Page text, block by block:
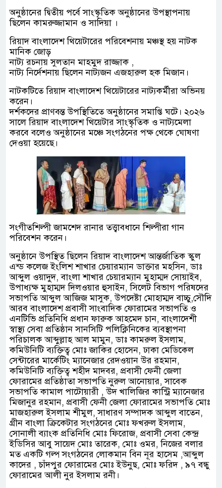
অনুষ্ঠানের দ্বিতীয় পর্বে সাংস্কৃতিক অনুষ্ঠানের উপস্থাপনায়
ছিলেন কামরুজ্জামান ও সাদিয়া ।
রিয়াদ বাংলাদেশ থিয়েটারের পরিবেশনায় মঞ্চস্থ হয় নাটক
মানিক জোড়
নাট্য রচনায় সুলতান মাহমুদ রাজ্জাক ,
নাট্য নির্দেশনায় ছিলেন নাট্যজন এজহারুল হক মিজান।
নাটকটিতে রিয়াদ বাংলাদেশ থিয়েটারের নাট্যকর্মীরা অভিনয়
করেন।
দর্শকদের প্রাণবন্ত উপস্থিতিতে অনুষ্ঠানের সমাপ্তি ঘটে। ২০২৬
সালে রিয়াদ বাংলাদেশ থিয়েটার সাংস্কৃতিক ও নাট্যমেলা
করবে বলেও অনুষ্ঠানের মঞ্চে সংগঠনের পক্ষ থেকে ঘোষণা
দেওয়া হয়েছে।
সংগীতশিল্পী জামশেদ রানার তত্ত্বাবধানে শিল্পীরা গান
পরিবেশন করেন।
অনুষ্ঠানে উপস্থিত ছিলেন রিয়াদ বাংলাদেশ আন্তর্জাতিক স্কুল
এন্ড কলেজ ইংলিশ শাখার চেয়ারম্যান ডাক্তার মহসিন, ডাঃ
আব্দুল ওয়াদুদ, বাংলা শাখার চেয়ারম্যান মুহাম্মদ সোয়াইব,
উপাধ্যক্ষ মুহাম্মদ দিলওয়ার হুসাইন, সিলেট বিভাগ পরিষদের
সভাপতি আব্দুল আজিজ মাসুক, উপদেষ্টা মোহাম্মদ বাচ্চু,সৌদি
আরব বাংলাদেশ প্রবাসী সাংবাদিক ফোরামের সভাপতি ও
এনটিভি প্রতিনিধি প্রধান ফারুক আহমেদ চান, বাংলাদেশী
স্বাস্থ্য সেবা প্রতিষ্ঠান সানসিটি পলিক্লিনিকের ব্যবস্থাপনা
পরিচালক আব্দুল্লাহ আল মামুন, ডাঃ কামরুল ইসলাম,
কমিউনিটি ব্যক্তিত্ব মোঃ জাকির হোসেন, ঢাকা মেডিকেল
সেন্টারের মার্কেটিং ম্যানেজার রেদওয়ান উর রহমান,
কমিউনিটি ব্যক্তিত্ব শহীদ মাদবর, প্রবাসী ফেনী জেলা
ফোরামের প্রতিষ্ঠাতা সভাপতি নুরুল আনোয়ার, সাবেক
সভাপতি কামাল পাটোয়ারী , উদ খালিজির কান্ট্রি ম্যানেজার
মিজানুর রহমান, প্রবাসী ফেনী জেলা ফোরামের সভাপতি মোঃ
মাজহারুল ইসলাম শীমুল, সাধারণ সম্পাদক আব্দুল বাতেন,
গ্রীন বাংলা ক্রিকেটার সংগঠনের মোঃ ফখরুল ইসলাম,
সোনালী ব্যাংক প্রতিনিধি মোঃ ফিরোজ, প্রবাসী সেবা কেন্দ্র
ইডিসির আবু সায়েদ মোঃ তারেক, মোঃ ওমর, নিজের বলার
মত একটি গল্প সংগঠনের লোকমান বিন নূর হাসেম ,আব্দুল
কাদের , চাঁদপুর ফোরামের মোঃ ইউনুছ, মোঃ ফরিদ , ৯৭ বন্ধু
ফোরামের আলী নুর ইসলাম রনী।